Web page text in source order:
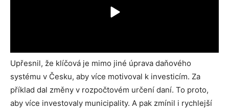
Upřesnil, že klíčová je mimo jiné úprava daňového
systému v Česku, aby více motivoval k investicím. Za
příklad dal změny v rozpočtovém určení daní. To proto,
aby více investovaly municipality. A pak zmínil i rychlejší